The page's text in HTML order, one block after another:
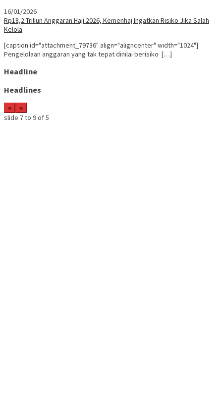
16/01/2026
Rp18,2 Triliun Anggaran Haji 2026, Kemenhaj Ingatkan Risiko Jika Salah
Kelola
[caption id="attachment_79736" align="aligncenter" width="1024"]
Pengelolaan anggaran yang tak tepat dinilai berisiko […]
Headline
Headlines
« »
slide 7 to 9of 5